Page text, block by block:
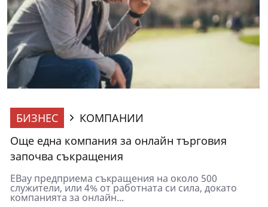
БИЗНЕС
КОМПАНИИ
Още една компания за онлайн търговия
започва съкращения
EBay предприема съкращения на около 500
служители, или 4% от работната си сила, докато
компанията за онлайн...